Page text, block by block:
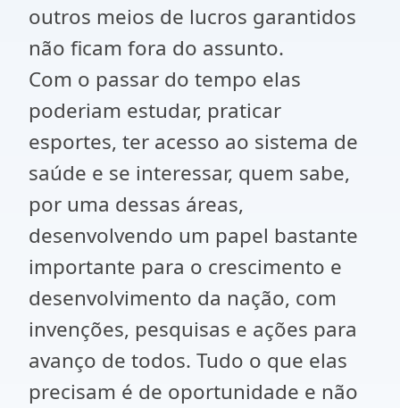
outros meios de lucros garantidos
não ficam fora do assunto.
Com o passar do tempo elas
poderiam estudar, praticar
esportes, ter acesso ao sistema de
saúde e se interessar, quem sabe,
por uma dessas áreas,
desenvolvendo um papel bastante
importante para o crescimento e
desenvolvimento da nação, com
invenções, pesquisas e ações para
avanço de todos. Tudo o que elas
precisam é de oportunidade e não